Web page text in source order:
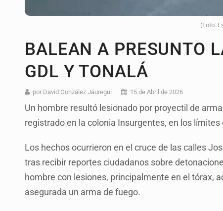
(Foto:
BALEAN A PRESUNTO
GDL Y TONALÁ
por David González Jáuregui 15 de Abril de 2026
Un hombre resultó lesionado por proyectil de
registrado en la colonia Insurgentes, en los límites
Los hechos ocurrieron en el cruce de las calles
tras recibir reportes ciudadanos sobre
hombre con lesiones, principalmente en el tórax,
asegurada un arma de fuego.